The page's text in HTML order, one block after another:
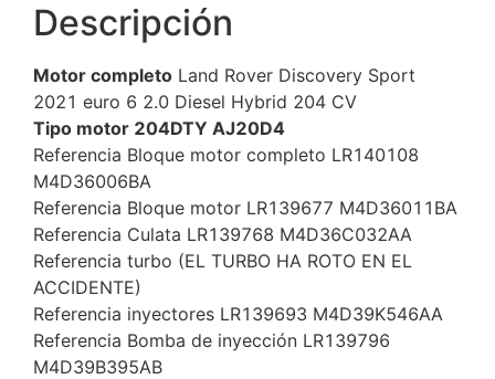
Descripción
Motor completo Land Rover Discovery Sport
2021 euro 6 2.0 Diesel Hybrid 204 CV
Tipo motor 204DTY AJ20D4
Referencia Bloque motor completo LR140108
M4D36006BA
Referencia Bloque motor LR139677 M4D36011BA
Referencia Culata LR139768 M4D36C032AA
Referencia turbo (EL TURBO HA ROTO EN EL
ACCIDENTE)
Referencia inyectores LR139693 M4D39K546AA
Referencia Bomba de inyección LR139796
M4D39B395AB